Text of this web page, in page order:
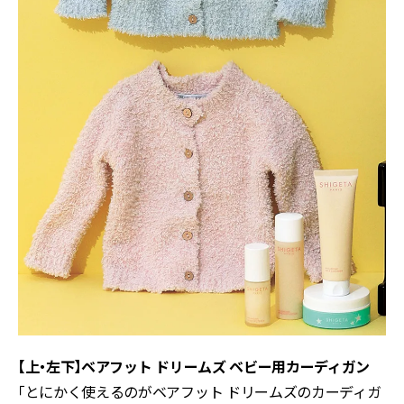
【上・左下】ベアフット ドリームズ ベビー用カーディガン
「とにかく使えるのがベアフット ドリームズのカーディガ